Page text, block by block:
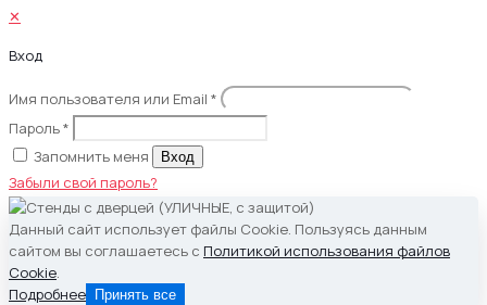
✕
Вход
Имя пользователя или Email *
Пароль*
Запомнить меня
Вход
Забыли свой пароль?
Данный сайт использует файлы Cookie. Пользуясь данным
сайтом вы соглашаетесь с Политикой использования файлов
Cookie
Подробнее Принять все